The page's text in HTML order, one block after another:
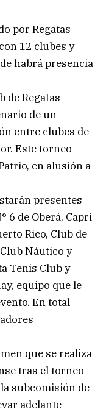
por Regatas
12 clubes y
habrá presencia
de Regatas
de un
entre clubes de
Este torneo
en alusión a
presentes
6 de Oberá, Capri
Rico, Club de
Náutico y
Tenis Club y
equipo que le
En total
que se realiza
tras el torneo
subcomisión de
adelante